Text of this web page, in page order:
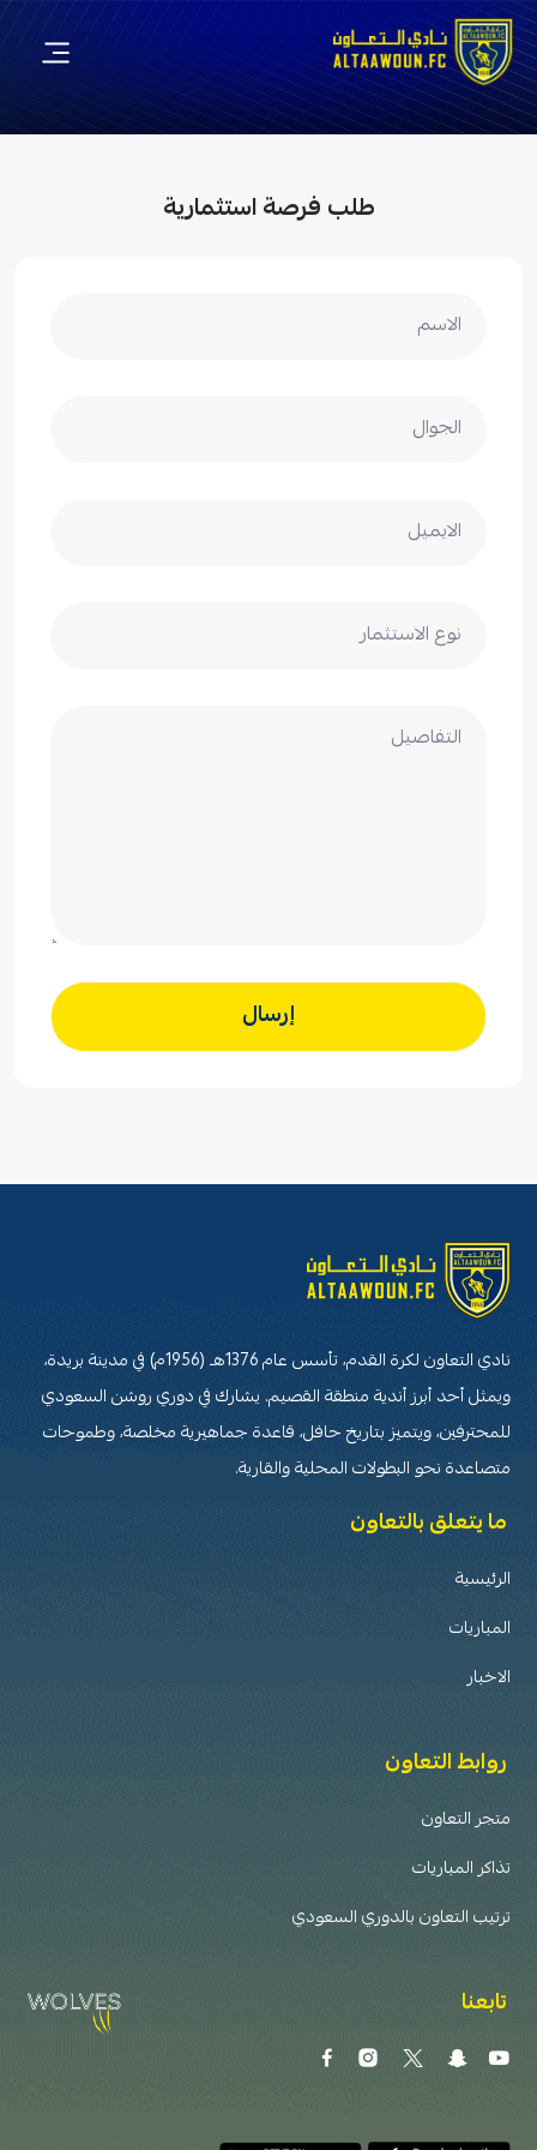
طلب فرصة استثمارية
نادي التعاون لكرة القدم، تأسس عام 1376هـ (1956م) في مدينة بريدة،
ويمثل أحد أبرز أندية منطقة القصيم. يشارك في دوري روشن السعودي
للمحترفين، ويتميز بتاريخ حافل، قاعدة جماهيرية مخلصة، وطموحات
متصاعدة نحو البطولات المحلية والقارية.
ما يتعلق بالتعاون
الرئيسية
المباريات
الاخبار
روابط التعاون
متجر التعاون
تذاكر المباريات
ترتيب التعاون بالدوري السعودي
تابعنا